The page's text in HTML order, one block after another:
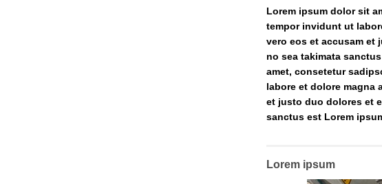
Lorem ipsum dolor sit
tempor invidunt ut
vero eos et accusam et
no sea takimata
amet, consetetur
labore et dolore magna
et justo duo dolores et
sanctus est Lorem
Lorem ipsum